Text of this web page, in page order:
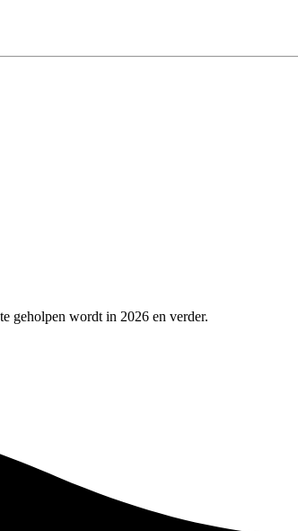
geholpen wordt in 2026 en verder.